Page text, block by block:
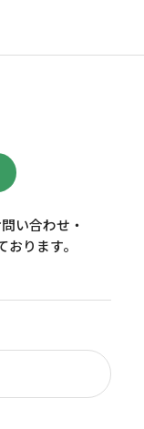
い合わせ・
ります。